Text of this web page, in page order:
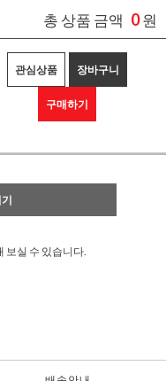
총 상품 금액 0원
관심상품 장바구니
구매하기
보실 수 있습니다.